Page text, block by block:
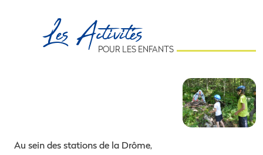
Les Activités
POUR LES ENFANTS
Au sein des stations de la Drôme,